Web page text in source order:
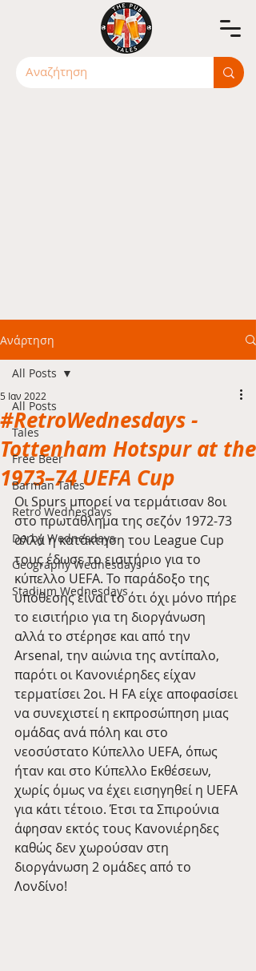
Ανάρτηση
All Posts
Tales
Free Beer
Barman Tales
Retro Wednesdays
Derby Wednesdays
Geography Wednesdays
Stadium Wednesdays
All Posts
#RetroWednesdays -
Tottenham Hotspur at the
1973–74 UEFA Cup
5 Ιαν 2022
Οι Spurs μπορεί να τερμάτισαν 8οι
στο πρωτάθλημα της σεζόν 1972-73
αλλά η κατάκτηση του League Cup
τους έδωσε το εισιτήριο για το
κύπελλο UEFA. Το παράδοξο της
υπόθεσης είναι το ότι όχι μόνο πήρε
το εισιτήριο για τη διοργάνωση
αλλά το στέρησε και από την
Arsenal, την αιώνια της αντίπαλο,
παρότι οι Κανονιέρηδες είχαν
τερματίσει 2οι. Η FA είχε αποφασίσει
να συνεχιστεί η εκπροσώπηση μιας
ομάδας ανά πόλη και στο
νεοσύστατο Κύπελλο UEFA, όπως
ήταν και στο Κύπελλο Εκθέσεων,
χωρίς όμως να έχει εισηγηθεί η UEFA
για κάτι τέτοιο. Έτσι τα Σπιρούνια
άφησαν εκτός τους Κανονιέρηδες
καθώς δεν χωρούσαν στη
διοργάνωση 2 ομάδες από το
Λονδίνο!